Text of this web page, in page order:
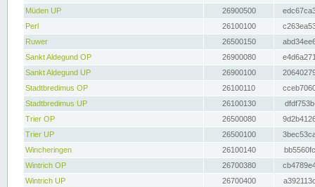
Müden UP
26900500
Perl
26100100
Ruwer
26500150
Sankt Aldegund OP
26900080
Sankt Aldegund UP
26900100
Stadtbredimus OP
26100110
Stadtbredimus UP
26100130
Trier OP
26500080
Trier UP
26500100
Wincheringen
26100140
Wintrich OP
26700380
Wintrich UP
26700400